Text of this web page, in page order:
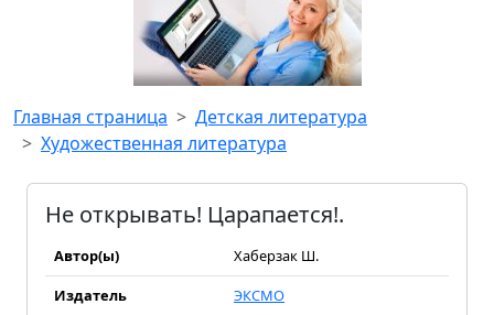
Главная страница
Детская литература
Художественная литература
Не открывать! Царапается!.
Автор(ы)
Хаберзак Ш.
Издатель
ЭКСМО